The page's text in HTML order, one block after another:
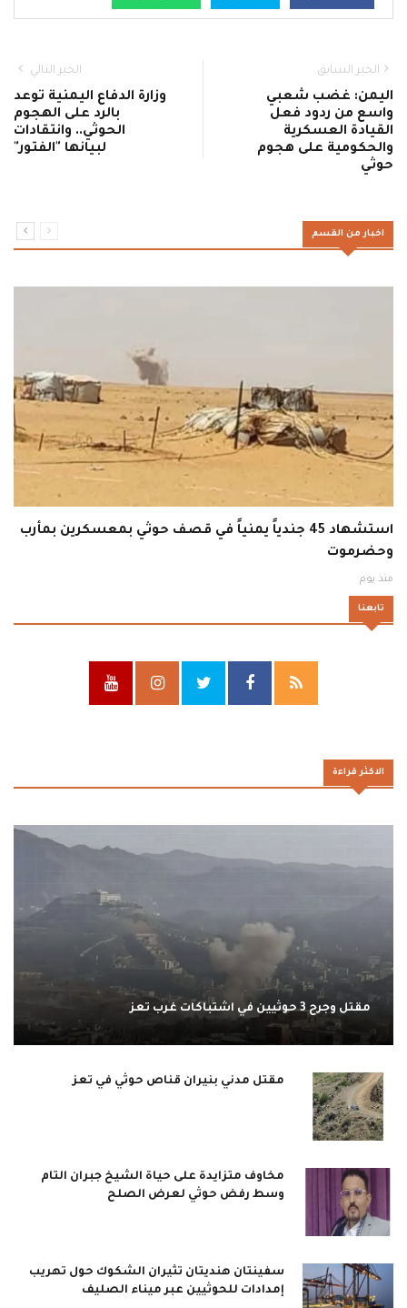
الخبر السابق
اليمن: غضب شعبي
واسع من ردود فعل
القيادة العسكرية
والحكومية على هجوم
حوثي
الخبر التالي
وزارة الدفاع اليمنية توعد
بالرد على الهجوم
الحوثي.. وانتقادات
لبيانها "الفتور"
اخبار من القسم
استشهاد 45 جندياً يمنياً في قصف حوثي بمعسكرين بمأرب
وحضرموت
منذ يوم
تابعنا
الاكثر قراءة
مقتل وجرح 3 حوثيين في اشتباكات غرب تعز
مقتل مدني بنيران قناص حوثي في تعز
مخاوف متزايدة على حياة الشيخ جبران التام
وسط رفض حوثي لعرض الصلح
سفينتان هنديتان تثيران الشكوك حول تهريب
إمدادات للحوثيين عبر ميناء الصليف